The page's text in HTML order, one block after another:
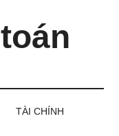
TÀI CHÍNH